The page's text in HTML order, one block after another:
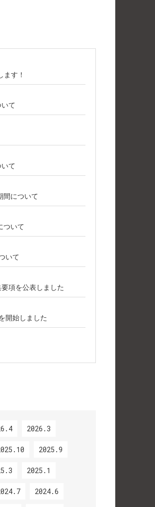
す！
て
て
間について
ついて
いて
項を公表しました
開始しました
2026.3
2025.9
2025.1
2024.6